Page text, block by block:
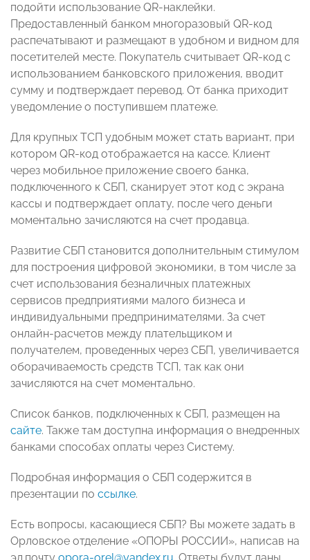
подойти использование QR-наклейки.
Предоставленный банком многоразовый QR-код
распечатывают и размещают в удобном и видном для
посетителей месте. Покупатель считывает QR-код с
использованием банковского приложения, вводит
сумму и подтверждает перевод. От банка приходит
уведомление о поступившем платеже.
Для крупных ТСП удобным может стать вариант, при
котором QR-код отображается на кассе. Клиент
через мобильное приложение своего банка,
подключенного к СБП, сканирует этот код с экрана
кассы и подтверждает оплату, после чего деньги
моментально зачисляются на счет продавца.
Развитие СБП становится дополнительным стимулом
для построения цифровой экономики, в том числе за
счет использования безналичных платежных
сервисов предприятиями малого бизнеса и
индивидуальными предпринимателями. За счет
онлайн-расчетов между плательщиком и
получателем, проведенных через СБП, увеличивается
оборачиваемость средств ТСП, так как они
зачисляются на счет моментально.
Список банков, подключенных к СБП, размещен на
сайте. Также там доступна информация о внедренных
банками способах оплаты через Систему.
Подробная информация о СБП содержится в
презентации по ссылке.
Есть вопросы, касающиеся СБП? Вы можете задать в
Орловское отделение «ОПОРЫ РОССИИ», написав на